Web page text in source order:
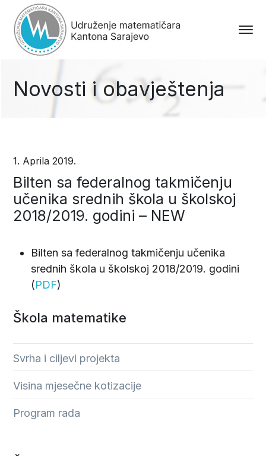
Novosti i obavještenja
1. Aprila 2019.
Bilten sa federalnog takmičenju
učenika srednih škola u školskoj
2018/2019. godini – NEW
Bilten sa federalnog takmičenju učenika
srednih škola u školskoj 2018/2019. godini
(PDF)
Škola matematike
Svrha i ciljevi projekta
Visina mjesečne kotizacije
Program rada